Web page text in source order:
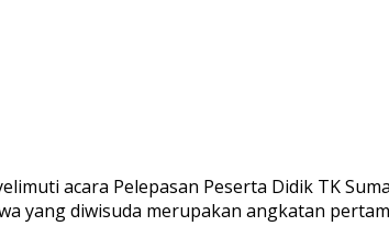
acara Pelepasan Peserta Didik TK
yang diwisuda merupakan angkatan